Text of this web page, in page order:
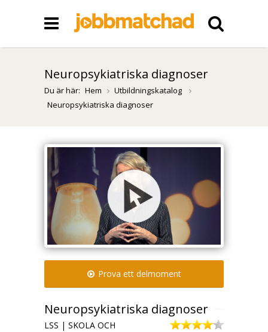
Neuropsykiatriska diagnoser
Du är här: Hem
Utbildningskatalog
Neuropsykiatriska diagnoser
Prova ett delmoment
Neuropsykiatriska diagnoser
LSS | SKOLA OCH